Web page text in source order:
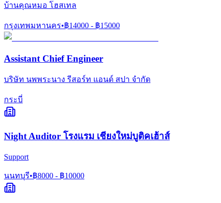
บ้านคุณหมอ โฮสเทล
กรุงเทพมหานคร•฿14000 - ฿15000
Assistant Chief Engineer
บริษัท นพพระนาง รีสอร์ท แอนด์ สปา จำกัด
กระบี่
Night Auditor โรงแรม เชียงใหม่บูติคเฮ้าส์
Support
นนทบุรี•฿8000 - ฿10000